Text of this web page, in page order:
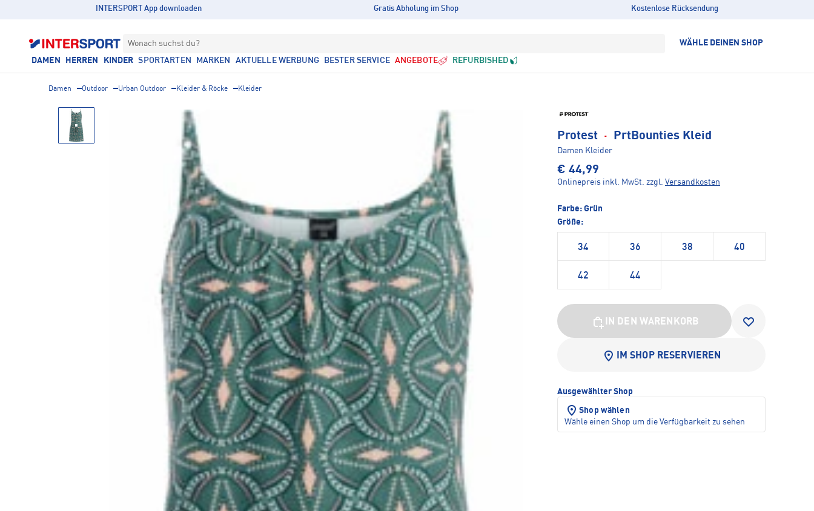
INTERSPORT App downloaden Gratis Abholung im Shop Kostenlose Rücksendung
Wonach suchst du? WÄHLE DEINEN SHOP
DAMEN HERREN KINDER SPORTARTEN MARKEN AKTUELLE WERBUNG BESTER SERVICE ANGEBOTE REFURBISHED
Damen Outdoor Urban Outdoor Kleider & Röcke Kleider
Protest · PrtBounties Kleid
Damen Kleider
€ 44,99
Onlinepreis inkl. MwSt. zzgl. Versandkosten
Farbe: Grün
Größe:
34 36 38 40
42 44
IN DEN WARENKORB
IM SHOP RESERVIEREN
Ausgewählter Shop
Shop wählen
Wähle einen Shop um die Verfügbarkeit zu sehen